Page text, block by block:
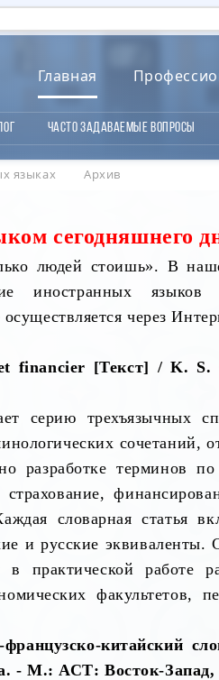
Главная
Часто задаваемые вопросы
языках Архив
сегодняшнего
людей стоишь». В
языков
через
financier [Текст] / K. S.
серию трехъязычных
сочетаний,
разработке терминов
словарная статья
и русские
практической работе
факультетов,
французско-китайский
М.: АСТ: Восток-Запад,